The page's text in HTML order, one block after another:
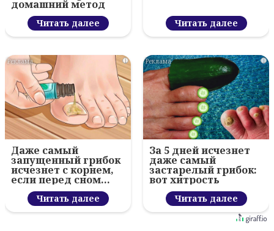
домашний метод
Читать далее Читать далее
i
Даже самый
запущенный грибок
исчезнет с корнем,
если перед сном…
Читать далее
i
За 5 дней исчезнет
даже самый
застарелый грибок:
вот хитрость
Читать далее